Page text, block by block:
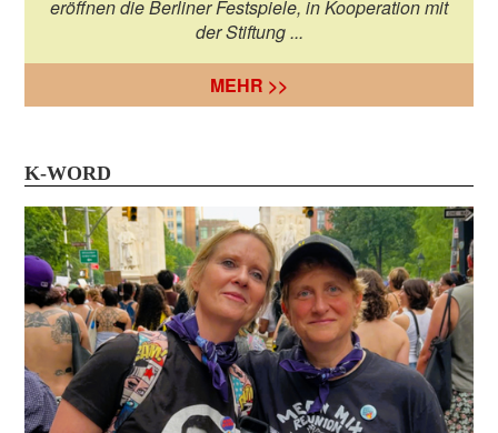
eröffnen die Berliner Festspiele, in Kooperation mit
der Stiftung ...
MEHR >>
K-WORD